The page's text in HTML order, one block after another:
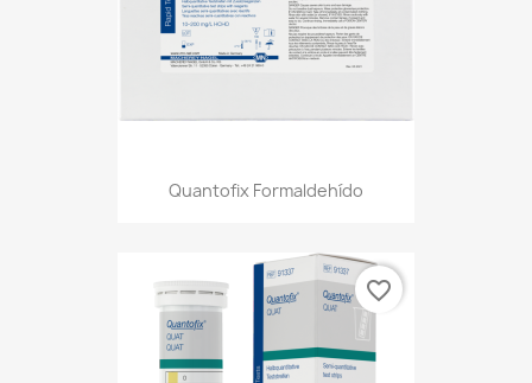
Quantofix Formaldehído
favorite_border